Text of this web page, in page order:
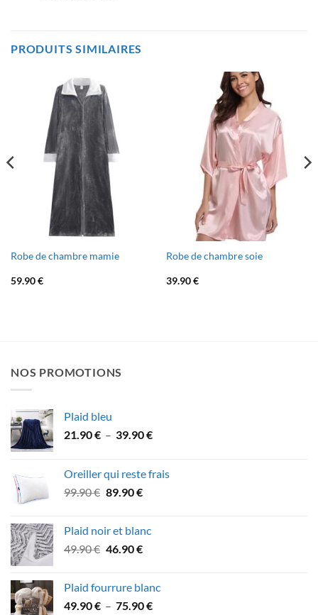
PRODUITS SIMILAIRES
Robe de chambre mamie
59.90€
Robe de chambre soie
39.90€
NOS PROMOTIONS
Plaid bleu
21.90€ – 39.90€Plage
21.90 €
Oreiller qui reste frais
99.90€ Le
était :
99.90 €.
89.90€Le
est :
89.90 €.
Plaid noir et blanc
49.90€ Le
était :
49.90 €.
46.90€Le
est :
46.90 €.
Plaid fourrure blanc
49.90€ – 75.90€Plage